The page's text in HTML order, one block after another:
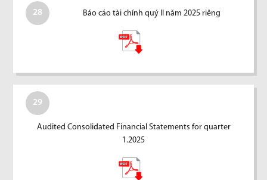
28 Báo cáo tài chính quý II năm 2025 riêng
29
Audited Consolidated Financial Statements for quarter
1.2025